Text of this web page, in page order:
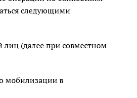
следующими
(далее при совместном
мобилизации в